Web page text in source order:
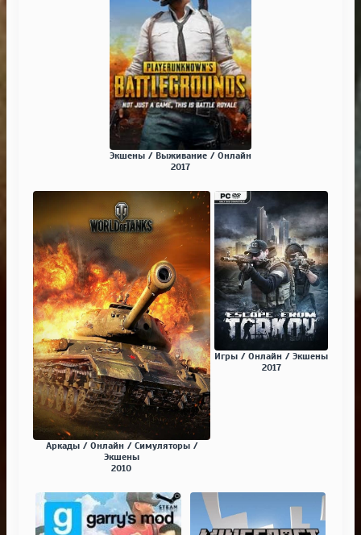
Экшены / Выживание / Онлайн
2017
Аркады / Онлайн / Симуляторы /
Экшены
2010
Игры / Онлайн / Экшены
2017